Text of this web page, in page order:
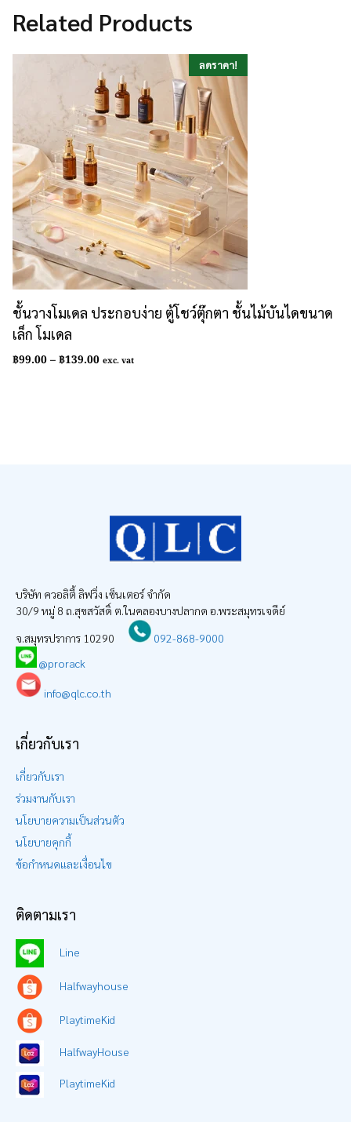
Related Products
ลดราคา!
ชั้นวางโมเดล ประกอบง่าย ตู้โชว์ตุ๊กตา ชั้นไม้บันไดขนาด
เล็ก โมเดล
฿99.00–฿139.00Price
exc. vat
บริษัท ควอลิตี้ ลิฟวิ่ง เซ็นเตอร์ จำกัด
30/9 หมู่ 8 ถ.สุขสวัสดิ์ ต.ในคลองบางปลากด อ.พระสมุทรเจดีย์
จ.สมุทรปราการ 10290
092-868-9000
@prorack
info@qlc.co.th
เกี่ยวกับเรา
เกี่ยวกับเรา
ร่วมงานกับเรา
นโยบายความเป็นส่วนตัว
นโยบายคุกกี้
ข้อกำหนดและเงื่อนไข
ติดตามเรา
Line
Halfwayhouse
PlaytimeKid
HalfwayHouse
PlaytimeKid